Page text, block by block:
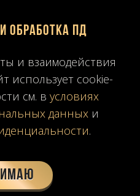
сетях:
ПТ10:00-19:00
обработка ПД
и взаимодействия
использует cookie-
см. в условиях
данных и
.